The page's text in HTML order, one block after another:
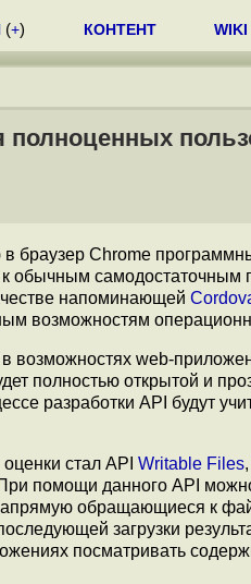
(+) КОНТЕНТ WIKI
полноценных
браузер Chrome
обычным самодостаточным
напоминающей
возможностям
в возможностях web-
полностью открытой и
разработки API будут
стал API Writable Files
помощи данного API
обращающиеся к
загрузки
посматривать